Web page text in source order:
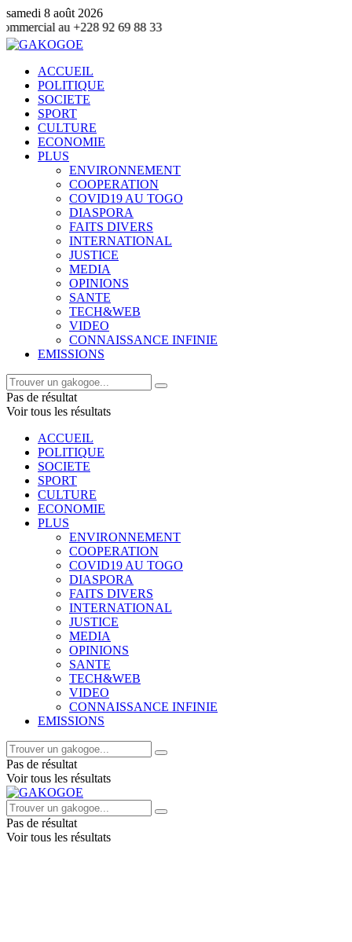
samedi 8 août 2026
92 69 88 33
ACCUEIL
POLITIQUE
SOCIETE
SPORT
CULTURE
ECONOMIE
PLUS
ENVIRONNEMENT
COOPERATION
COVID19 AU TOGO
DIASPORA
FAITS DIVERS
INTERNATIONAL
JUSTICE
MEDIA
OPINIONS
SANTE
TECH&WEB
VIDEO
CONNAISSANCE INFINIE
EMISSIONS
Pas de résultat
Voir tous les résultats
ACCUEIL
POLITIQUE
SOCIETE
SPORT
CULTURE
ECONOMIE
PLUS
ENVIRONNEMENT
COOPERATION
COVID19 AU TOGO
DIASPORA
FAITS DIVERS
INTERNATIONAL
JUSTICE
MEDIA
OPINIONS
SANTE
TECH&WEB
VIDEO
CONNAISSANCE INFINIE
EMISSIONS
Pas de résultat
Voir tous les résultats
Pas de résultat
Voir tous les résultats